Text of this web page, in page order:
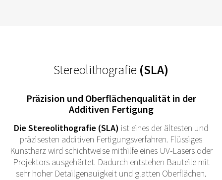
Stereolithografie (SLA)
Präzision und Oberflächenqualität in der
Additiven Fertigung
Die Stereolithografie (SLA) ist eines der ältesten und
präzisesten additiven Fertigungsverfahren. Flüssiges
Kunstharz wird schichtweise mithilfe eines UV-Lasers oder
Projektors ausgehärtet. Dadurch entstehen Bauteile mit
sehr hoher Detailgenauigkeit und glatten Oberflächen.